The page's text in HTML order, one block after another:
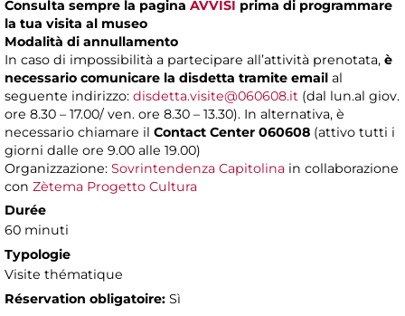
Consulta sempre la pagina AVVISI prima di programmare
la tua visita al museo
Modalità di annullamento
In caso di impossibilità a partecipare all’attività prenotata, è
necessario comunicare la disdetta tramite email al
seguente indirizzo: disdetta.visite@060608.it (dal lun.al giov.
ore 8.30 – 17.00/ ven. ore 8.30 – 13.30). In alternativa, è
necessario chiamare il Contact Center 060608 (attivo tutti i
giorni dalle ore 9.00 alle 19.00)
Organizzazione: Sovrintendenza Capitolina in collaborazione
con Zètema Progetto Cultura
Durée
60 minuti
Typologie
Visite thématique
Réservation obligatoire: Sì